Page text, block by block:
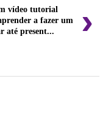
›
vídeo tutorial
a fazer um
até present...